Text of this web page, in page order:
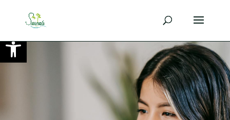
Ouvrir la barre d’outils